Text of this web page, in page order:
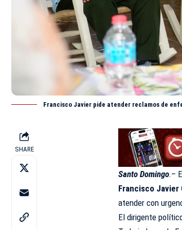
Francisco Javier pide atender reclamos de
SHARE
Santo Domingo.–
Francisco Javier
atender con
El dirigente